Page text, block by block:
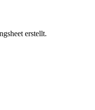
erstellt.